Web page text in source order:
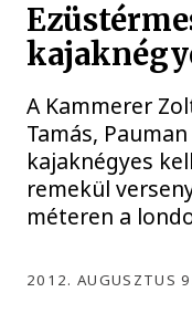
A Kammerer
Tamás,
kajaknégyes
remekül
méteren a
2012. AUGUSZTUS